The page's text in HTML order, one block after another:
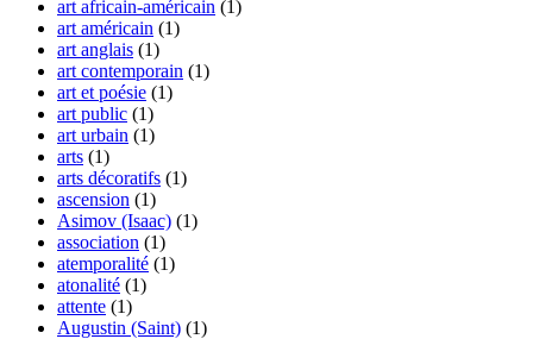
art africain-américain (1)
art américain (1)
art anglais (1)
art contemporain (1)
art et poésie (1)
art public (1)
art urbain (1)
arts (1)
arts décoratifs (1)
ascension (1)
Asimov (Isaac) (1)
association (1)
atemporalité (1)
atonalité (1)
attente (1)
Augustin (Saint) (1)